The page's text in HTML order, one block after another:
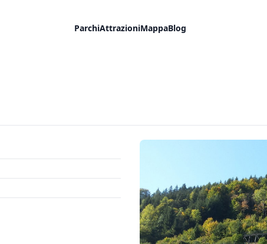
ParchiAttrazioniMappaBlog